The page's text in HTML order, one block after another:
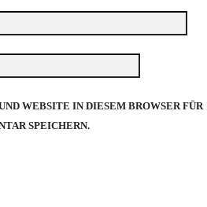
WEBSITE IN DIESEM BROWSER FÜR
SPEICHERN.